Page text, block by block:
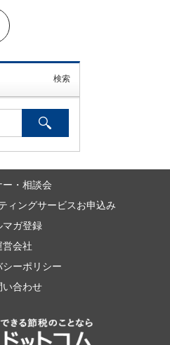
ー・相談会
ィングサービスお申込み
マガ登録
営会社
シーポリシー
い合わせ